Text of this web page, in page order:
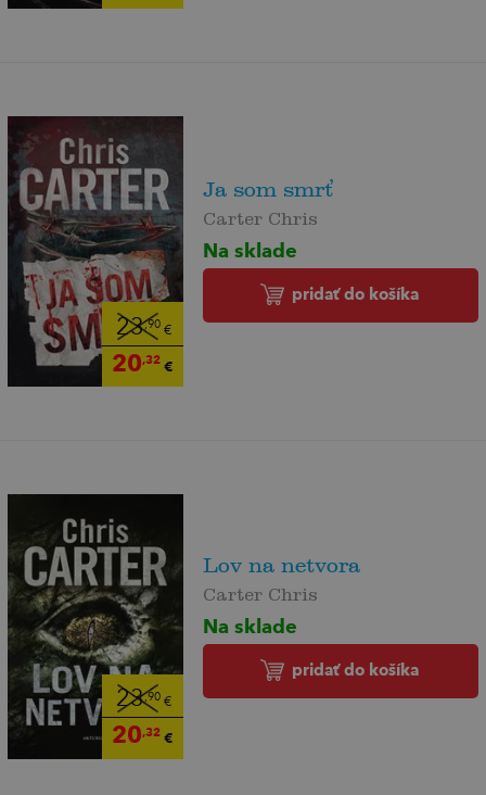
23,90€
20,32€
Ja som smrť
Carter Chris
Na sklade
pridať do košíka
23,90€
20,32€
Lov na netvora
Carter Chris
Na sklade
pridať do košíka